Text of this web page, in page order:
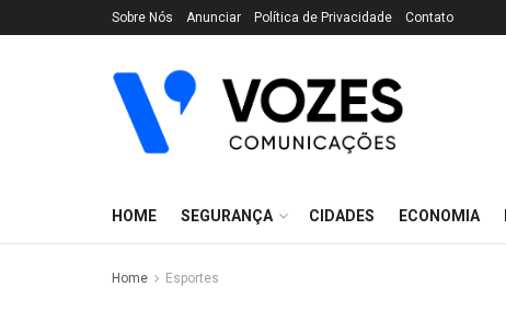
Sobre Nós Anunciar Política de Privacidade Contato
HOME SEGURANÇA CIDADES ECONOMIA
Home Esportes